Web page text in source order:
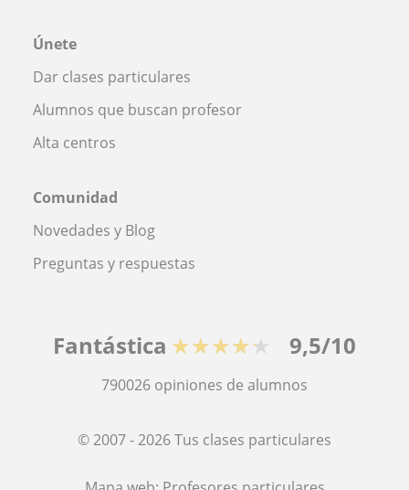
Únete
Dar clases particulares
Alumnos que buscan profesor
Alta centros
Comunidad
Novedades y Blog
Preguntas y respuestas
Fantástica ★★★★★ 9,5/10
790026 opiniones de alumnos
© 2007 - 2026 Tus clases particulares